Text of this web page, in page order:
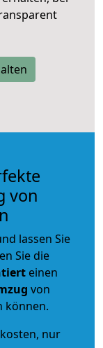
von
lassen Sie
Sie die
einen
von
können.
nur